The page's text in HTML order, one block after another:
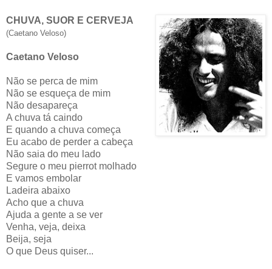
CHUVA, SUOR E CERVEJA
(Caetano Veloso)
Caetano Veloso
Não se perca de mim
Não se esqueça de mim
Não desapareça
A chuva tá caindo
E quando a chuva começa
Eu acabo de perder a cabeça
Não saia do meu lado
Segure o meu pierrot molhado
E vamos embolar
Ladeira abaixo
Acho que a chuva
Ajuda a gente a se ver
Venha, veja, deixa
Beija, seja
O que Deus quiser...